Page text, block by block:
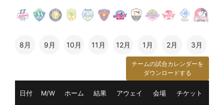
8月 9月 10月 11月 12月 1月 2月 3月
チームの試合カレンダーを
ダウンロードする
日付 M/W ホーム 結果 アウェイ 会場 チケット